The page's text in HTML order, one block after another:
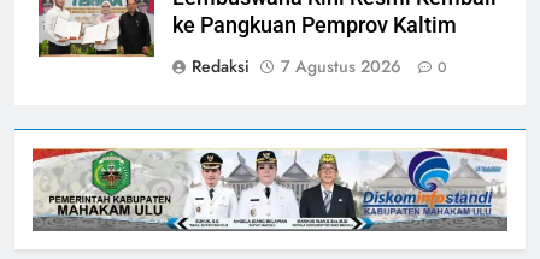
ke Pangkuan Pemprov Kaltim
Redaksi
7 Agustus 2026 0